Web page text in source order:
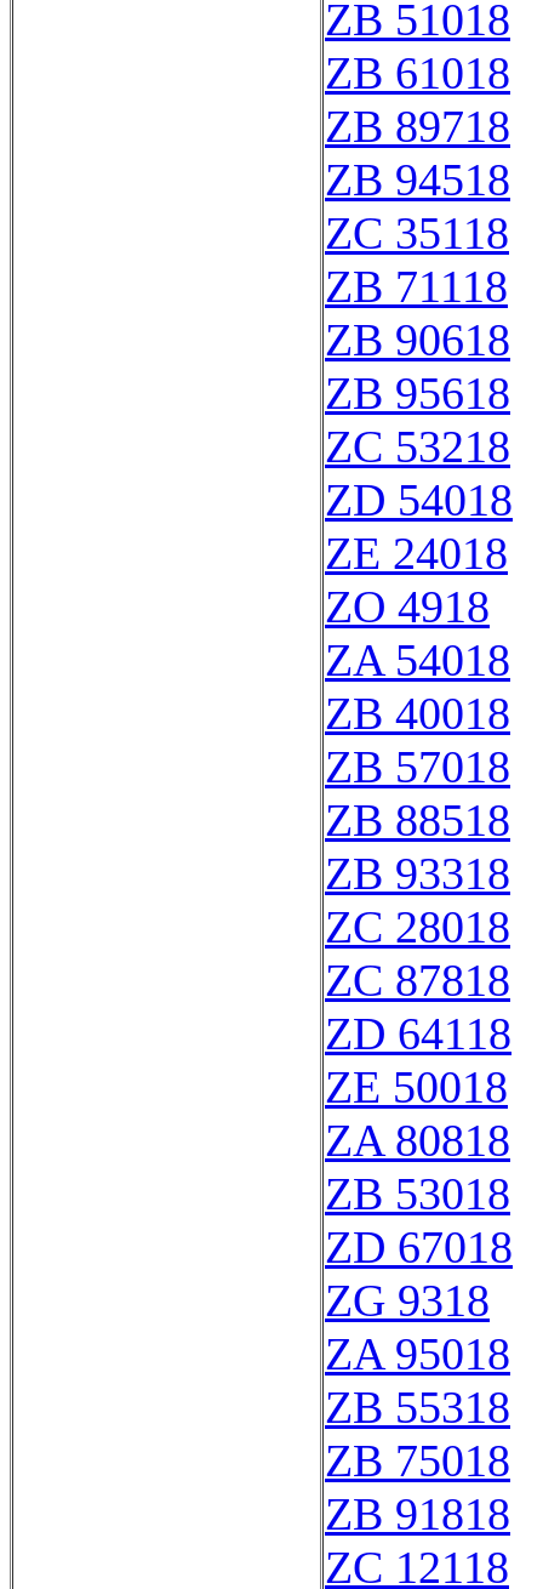
ZB 51018
ZB 61018
ZB 89718
ZB 94518
ZC 35118
ZB 71118
ZB 90618
ZB 95618
ZC 53218
ZD 54018
ZE 24018
ZO 4918
ZA 54018
ZB 40018
ZB 57018
ZB 88518
ZB 93318
ZC 28018
ZC 87818
ZD 64118
ZE 50018
ZA 80818
ZB 53018
ZD 67018
ZG 9318
ZA 95018
ZB 55318
ZB 75018
ZB 91818
ZC 12118